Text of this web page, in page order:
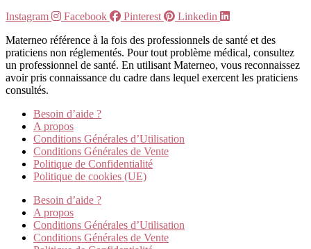
Instagram
Facebook Pinterest
Linkedin
Materneo référence à la fois des professionnels de santé et des
praticiens non réglementés. Pour tout problème médical, consultez
un professionnel de santé. En utilisant Materneo, vous reconnaissez
avoir pris connaissance du cadre dans lequel exercent les praticiens
consultés.
Besoin d’aide ?
A propos
Conditions Générales d’Utilisation
Conditions Générales de Vente
Politique de Confidentialité
Politique de cookies (UE)
Besoin d’aide ?
A propos
Conditions Générales d’Utilisation
Conditions Générales de Vente